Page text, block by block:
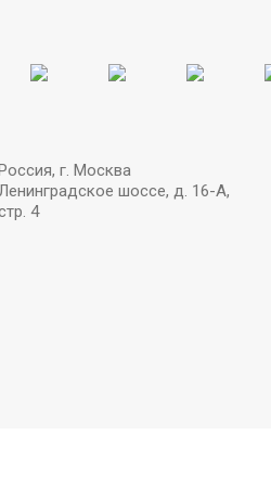
г. Москва
шоссе, д. 16-А,
4